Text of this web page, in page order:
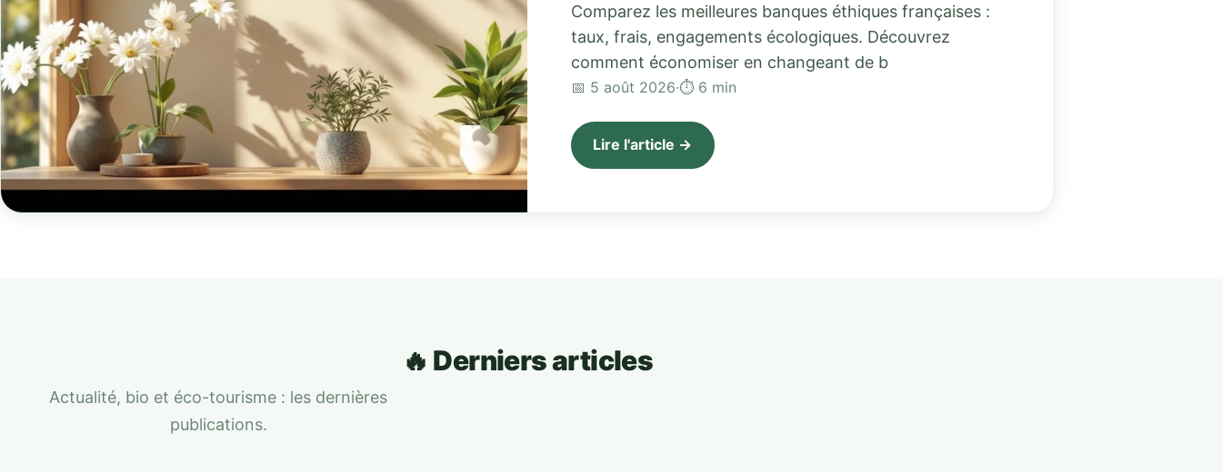
Comparez les meilleures banques éthiques françaises :
taux, frais, engagements écologiques. Découvrez
comment économiser en changeant de b
📅 5 août 2026·⏱ 6 min
Lire l'article →
🔥 Derniers articles
Actualité, bio et éco-tourisme : les dernières
publications.